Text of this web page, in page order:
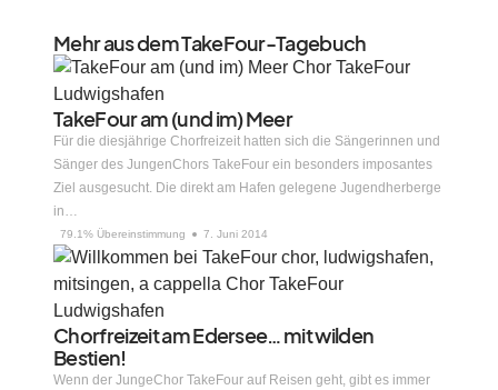
Mehr aus dem TakeFour-Tagebuch
TakeFour am (und im) Meer
Für die diesjährige Chorfreizeit hatten sich die Sängerinnen und
Sänger des JungenChors TakeFour ein besonders imposantes
Ziel ausgesucht. Die direkt am Hafen gelegene Jugendherberge
in…
79.1% Übereinstimmung 7. Juni 2014
Chorfreizeit am Edersee… mit wilden
Bestien!
Wenn der JungeChor TakeFour auf Reisen geht, gibt es immer